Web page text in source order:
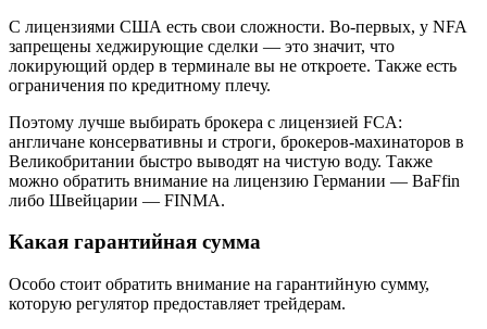
С лицензиями США есть свои сложности. Во-первых, у NFA
запрещены хеджирующие сделки — это значит, что
локирующий ордер в терминале вы не откроете. Также есть
ограничения по кредитному плечу.
Поэтому лучше выбирать брокера с лицензией FCA:
англичане консервативны и строги, брокеров-махинаторов в
Великобритании быстро выводят на чистую воду. Также
можно обратить внимание на лицензию Германии — BaFfin
либо Швейцарии — FINMA.
Какая гарантийная сумма
Особо стоит обратить внимание на гарантийную сумму,
которую регулятор предоставляет трейдерам.